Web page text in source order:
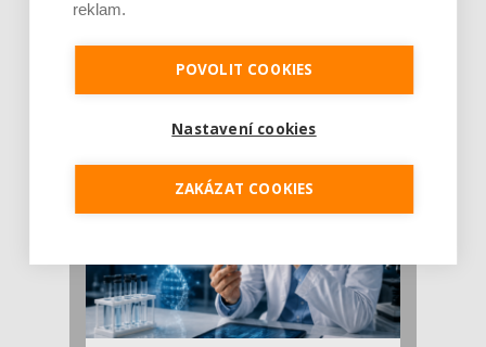
stravě ho mám dostatek. Znáte nejčastějš [...]
Pojem protein již nějakou dobu rezonuje
v oblasti zdraví, výživy i dlouhověkosti. Přesto
reklam.
POVOLIT COOKIES
Nastavení cookies
ZAKÁZAT COOKIES